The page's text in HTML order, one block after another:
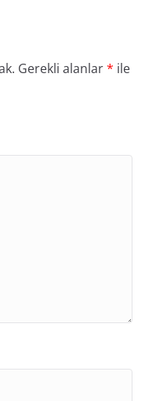
Gerekli alanlar* ile